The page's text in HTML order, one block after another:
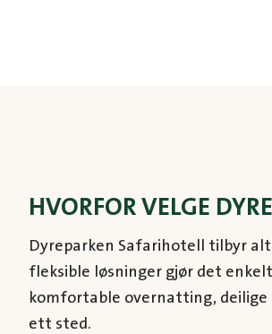
HVORFOR VELGE
Dyreparken Safarihotell tilbyr
fleksible løsninger gjør det
komfortable overnatting, deilige
ett sted.